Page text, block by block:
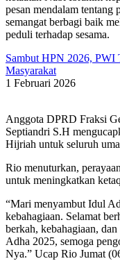
pesan mendalam tentang
semangat berbagi baik
peduli terhadap sesama.
Sambut HPN 2026, PWI
Masyarakat
1 Februari 2026
Anggota DPRD Fraksi
Septiandri S.H
Hijriah untuk seluruh
Rio menuturkan,
untuk meningkatkan
“Mari menyambut Idul
kebahagiaan. Selamat
berkah, kebahagiaan,
Adha 2025, semoga
Nya.” Ucap Rio Jumat